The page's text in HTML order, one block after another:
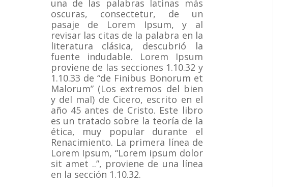
una de las palabras latinas más
oscuras, consectetur, de un
pasaje de Lorem Ipsum, y al
revisar las citas de la palabra en la
literatura clásica, descubrió la
fuente indudable.
Lorem Ipsum
proviene de las secciones 1.10.32 y
1.10.33 de “de Finibus Bonorum et
Malorum” (Los extremos del bien
y del mal) de Cicero, escrito en el
año 45 antes de Cristo. Este libro
es un tratado sobre la teoría de la
ética, muy popular durante el
Renacimiento. La primera línea de
Lorem Ipsum, “Lorem ipsum dolor
sit amet ..”, proviene de una línea
en la sección 1.10.32.